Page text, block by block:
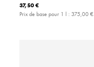
37,50 €
Prix de base pour 1 l : 375,00 €